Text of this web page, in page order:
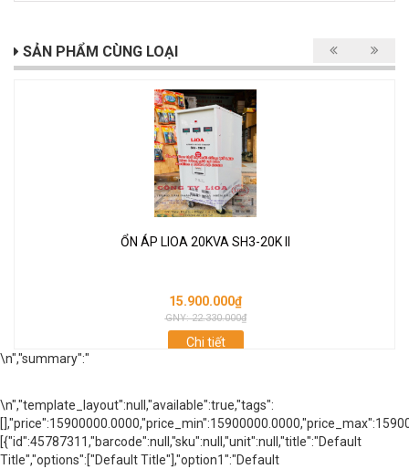
SẢN PHẨM CÙNG LOẠI
ỔN ÁP LIOA 20KVA SH3-20K II
15.900.000₫
GNY: 22.330.000₫
Chi tiết
\n","summary":"
\n","template_layout":null,"available":true,"tags":
[{"id":45787311,"barcode":null,"sku":null,"unit":null,"title":"Default
Title","options":["Default Title"],"option1":"Default